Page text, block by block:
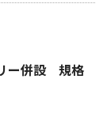
ー併設 規格